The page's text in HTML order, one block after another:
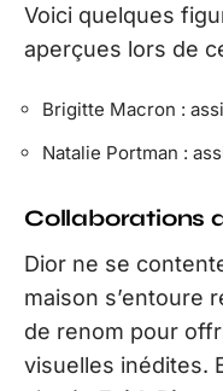
Voici quelques
aperçues lors de
Brigitte Macron :
Natalie Portman :
Collaborations
Dior ne se
maison s’entoure
de renom pour
visuelles inédites.